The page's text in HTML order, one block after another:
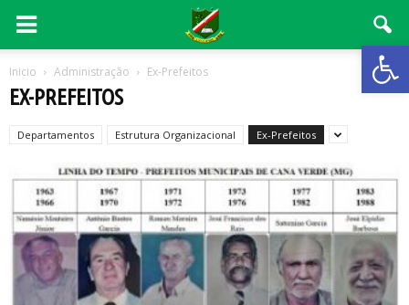
Abrir
Inicio Administração Ex-Prefeitos
EX-PREFEITOS
Departamentos Estrutura Organizacional Ex-Prefeitos